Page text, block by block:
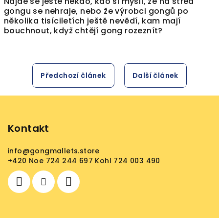
gongu se nehraje, nebo že výrobci gongů po
několika tisíciletích ještě nevědí, kam mají
bouchnout, když chtějí gong rozeznít?
Předchozí článek Další článek
Kontakt
info@gongmallets.store
+420 Noe 724 244 697 Kohl 724 003 490